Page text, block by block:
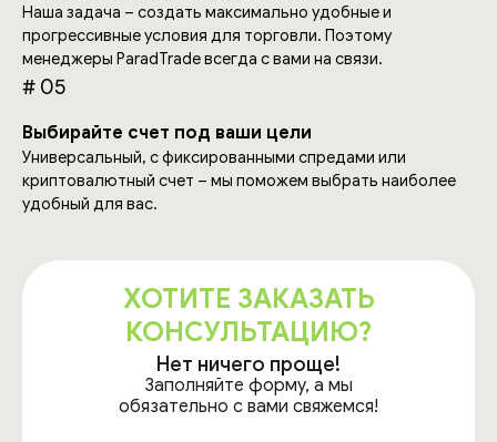
Наша задача – создать максимально удобные и
прогрессивные условия для торговли. Поэтому
менеджеры ParadTrade всегда с вами на связи.
# 05
Выбирайте счет под ваши цели
Универсальный, с фиксированными спредами или
криптовалютный счет – мы поможем выбрать наиболее
удобный для вас.
ХОТИТЕ ЗАКАЗАТЬ
КОНСУЛЬТАЦИЮ?
Нет ничего проще!
Заполняйте форму, а мы
обязательно с вами свяжемся!